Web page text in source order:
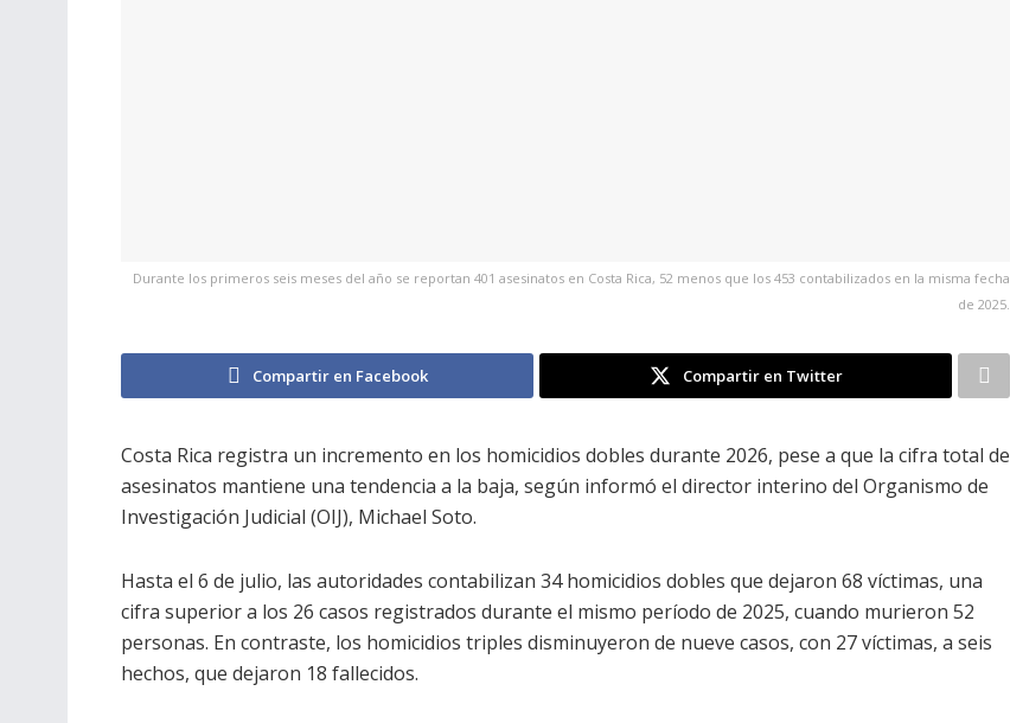
Durante los primeros seis meses del año se reportan 401 asesinatos en Costa Rica, 52 menos que los 453 contabilizados en la misma fecha
de 2025.
Compartir en Facebook Compartir en Twitter
Costa Rica registra un incremento en los homicidios dobles durante 2026, pese a que la cifra total de
asesinatos mantiene una tendencia a la baja, según informó el director interino del Organismo de
Investigación Judicial (OIJ), Michael Soto.
Hasta el 6 de julio, las autoridades contabilizan 34 homicidios dobles que dejaron 68 víctimas, una
cifra superior a los 26 casos registrados durante el mismo período de 2025, cuando murieron 52
personas. En contraste, los homicidios triples disminuyeron de nueve casos, con 27 víctimas, a seis
hechos, que dejaron 18 fallecidos.